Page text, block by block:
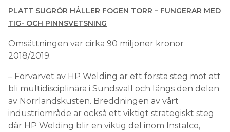
PLATT SUGRÖR HÅLLER FOGEN TORR – FUNGERAR MED
TIG- OCH PINNSVETSNING
Omsättningen var cirka 90 miljoner kronor
2018/2019.
– Förvärvet av HP Welding är ett första steg mot att
bli multidisciplinära i Sundsvall och längs den delen
av Norrlandskusten. Breddningen av vårt
industriområde är också ett viktigt strategiskt steg
där HP Welding blir en viktig del inom Instalco,